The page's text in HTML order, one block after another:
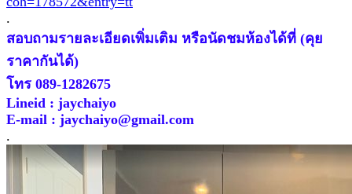
.
สอบถามรายละเอียดเพิ่มเติม หรือนัดชมห้องได้ที่ (คุย
ราคากันได้)
โทร 089-1282675
Lineid : jaychaiyo
E-mail : jaychaiyo@gmail.com
.